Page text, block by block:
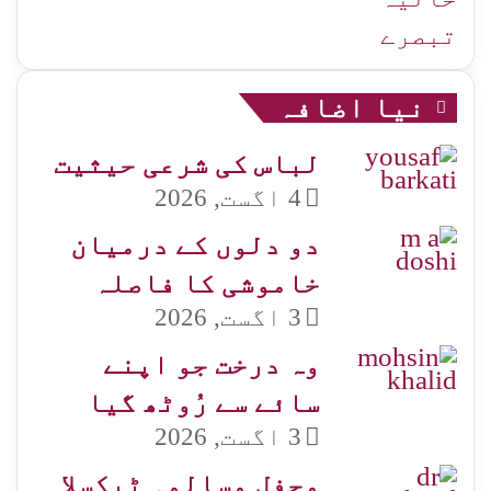
تبصرے
نیا اضافہ
لباس کی شرعی حیثیت
4 اگست, 2026
دو دلوں کے درمیان
خاموشی کا فاصلہ
3 اگست, 2026
وہ درخت جو اپنے
سائے سے رُوٹھ گیا
3 اگست, 2026
محفلِ مسالمہ ٹیکسلا